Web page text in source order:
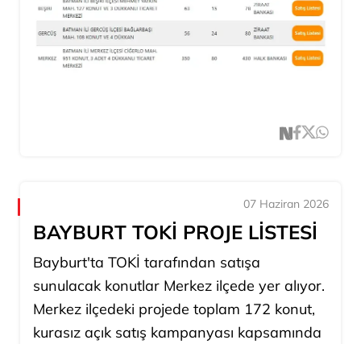
07 Haziran 2026
BAYBURT TOKİ PROJE LİSTESİ
Bayburt'ta TOKİ tarafından satışa
sunulacak konutlar Merkez ilçede yer alıyor.
Merkez ilçedeki projede toplam 172 konut,
kurasız açık satış kampanyası kapsamında